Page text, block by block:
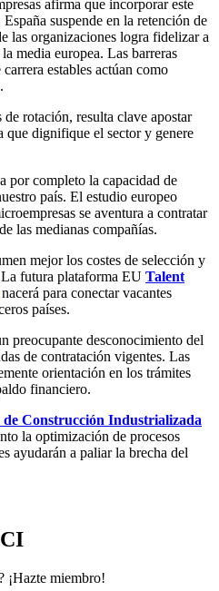
afirma que incorporar este
suspende en la retención de
las organizaciones logra fidelizar a
media europea. Las barreras
estables actúan como
rotación, resulta clave apostar
que dignifique el sector y genere
por completo la capacidad de
país. El estudio europeo
se aventura a contratar
las medianas compañías.
mejor los costes de selección y
futura plataforma EU Talent
nacerá para conectar vacantes
países.
preocupante desconocimiento del
de contratación vigentes. Las
orientación en los trámites
financiero.
de Construcción Industrializada
la optimización de procesos
ayudarán a paliar la brecha del
¡Hazte miembro!